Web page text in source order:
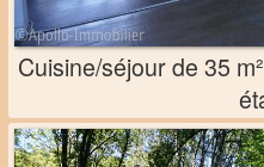
Cuisine/séjour de 35